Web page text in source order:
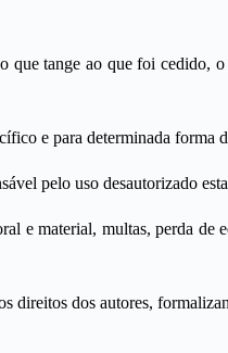
tange ao que foi cedido,
e para determinada forma
pelo uso desautorizado
e material, multas, perda de
direitos dos autores,